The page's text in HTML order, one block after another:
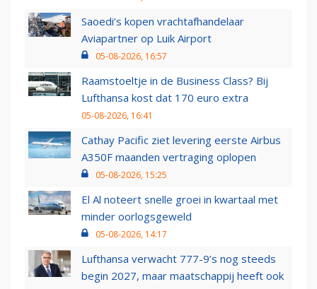
Saoedi’s kopen vrachtafhandelaar
Aviapartner op Luik Airport
05-08-2026, 16:57
Raamstoeltje in de Business Class? Bij
Lufthansa kost dat 170 euro extra
05-08-2026, 16:41
Cathay Pacific ziet levering eerste Airbus
A350F maanden vertraging oplopen
05-08-2026, 15:25
El Al noteert snelle groei in kwartaal met
minder oorlogsgeweld
05-08-2026, 14:17
Lufthansa verwacht 777-9’s nog steeds
begin 2027, maar maatschappij heeft ook